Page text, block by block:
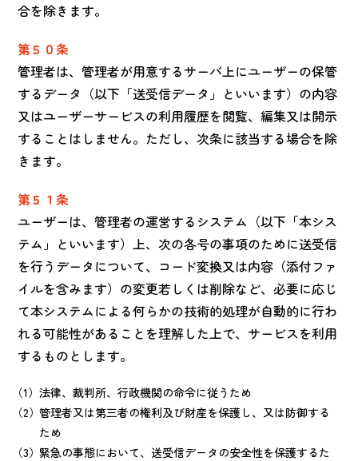
合を除きます。
第５０条
管理者は、管理者が用意するサーバ上にユーザーの保管
するデータ（以下「送受信データ」といいます）の内容
又はユーザーサービスの利用履歴を閲覧、編集又は開示
することはしません。ただし、次条に該当する場合を除
きます。
第５１条
ユーザーは、管理者の運営するシステム（以下「本シス
テム」といいます）上、次の各号の事項のために送受信
を行うデータについて、コード変換又は内容（添付ファ
イルを含みます）の変更若しくは削除など、必要に応じ
て本システムによる何らかの技術的処理が自動的に行わ
れる可能性があることを理解した上で、サービスを利用
するものとします。
法律、裁判所、行政機関の命令に従うため
管理者又は第三者の権利及び財産を保護し、又は防御する
ため
緊急の事態において、送受信データの安全性を保護するた